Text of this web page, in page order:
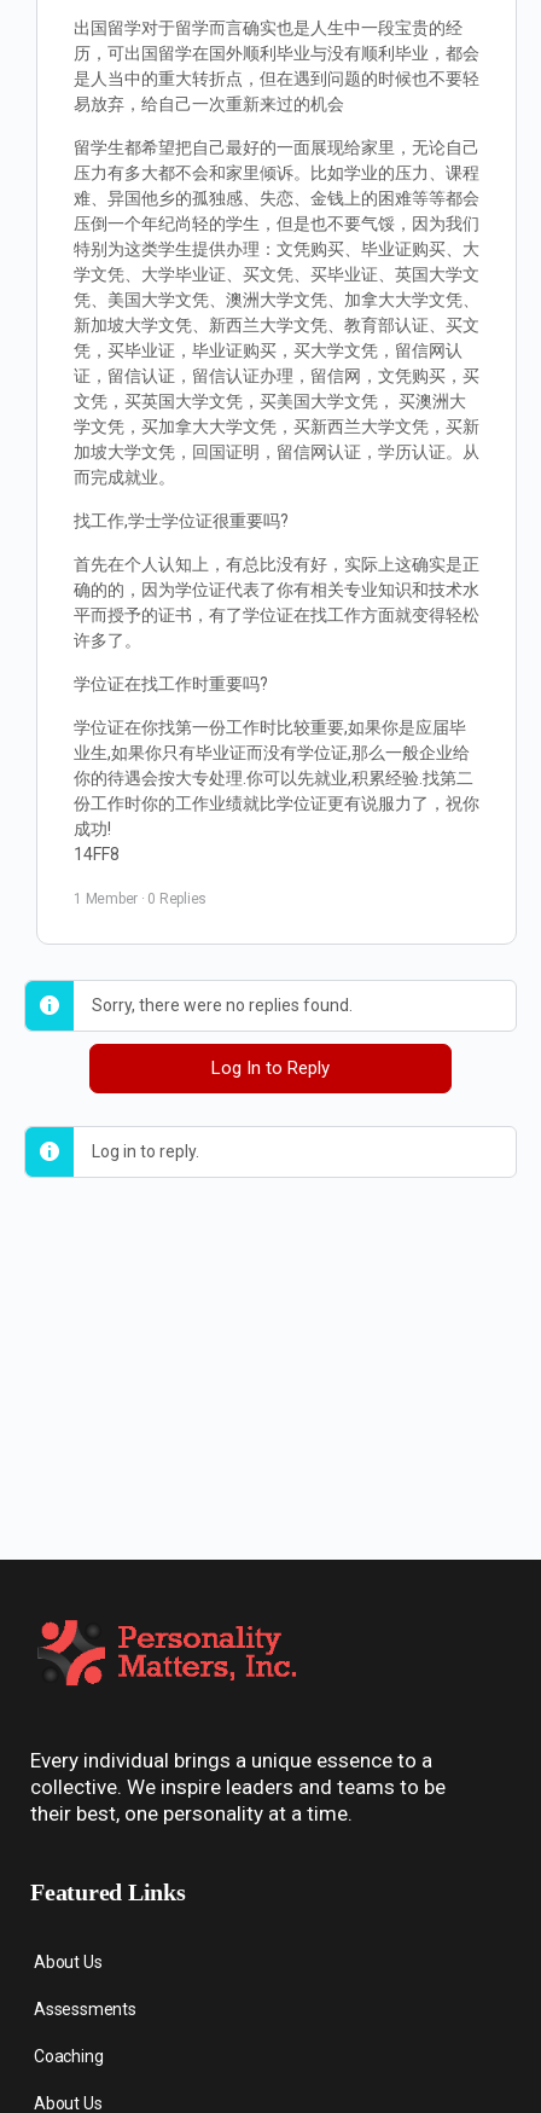
出国留学对于留学而言确实也是人生中一段宝贵的经
历，可出国留学在国外顺利毕业与没有顺利毕业，都会
是人当中的重大转折点，但在遇到问题的时候也不要轻
易放弃，给自己一次重新来过的机会
留学生都希望把自己最好的一面展现给家里，无论自己
压力有多大都不会和家里倾诉。比如学业的压力、课程
难、异国他乡的孤独感、失恋、金钱上的困难等等都会
压倒一个年纪尚轻的学生，但是也不要气馁，因为我们
特别为这类学生提供办理：文凭购买、毕业证购买、大
学文凭、大学毕业证、买文凭、买毕业证、英国大学文
凭、美国大学文凭、澳洲大学文凭、加拿大大学文凭、
新加坡大学文凭、新西兰大学文凭、教育部认证、买文
凭，买毕业证，毕业证购买，买大学文凭，留信网认
证，留信认证，留信认证办理，留信网，文凭购买，买
文凭，买英国大学文凭，买美国大学文凭， 买澳洲大
学文凭，买加拿大大学文凭，买新西兰大学文凭，买新
加坡大学文凭，回国证明，留信网认证，学历认证。从
而完成就业。
找工作,学士学位证很重要吗?
首先在个人认知上，有总比没有好，实际上这确实是正
确的的，因为学位证代表了你有相关专业知识和技术水
平而授予的证书，有了学位证在找工作方面就变得轻松
许多了。
学位证在找工作时重要吗?
学位证在你找第一份工作时比较重要,如果你是应届毕
业生,如果你只有毕业证而没有学位证,那么一般企业给
你的待遇会按大专处理.你可以先就业,积累经验.找第二
份工作时你的工作业绩就比学位证更有说服力了，祝你
成功!
14FF8
1 Member · 0 Replies
Sorry, there were no replies found.
Log In to Reply
Log in to reply.
Every individual brings a unique essence to a
collective. We inspire leaders and teams to be
their best, one personality at a time.
Featured Links
About Us
Assessments
Coaching
About Us